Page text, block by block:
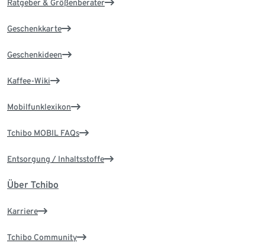
Ratgeber & Größenberater
Geschenkkarte
Geschenkideen
Kaffee-Wiki
Mobilfunklexikon
Tchibo MOBIL FAQs
Entsorgung / Inhaltsstoffe
Über Tchibo
Karriere
Tchibo Community